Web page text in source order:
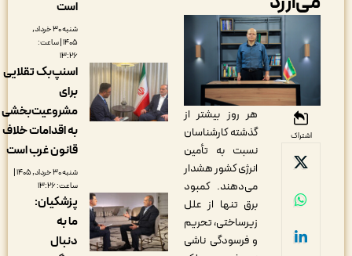
هر روز بیشتر از
گذشته کارشناسان
نسبت به تأمین
انرژی کشور هشدار
می‌دهند. کمبود
برق تنها از علل
زیرساختی، تحریم
و فرسودگی ناشی
شنبه ۳۰ خرداد,
۱۴۰۵ | ساعت:
اسنپ‌بک تقلایی
برای
مشروعیت‌بخشی
به اقدامات خلاف
قانون غرب است
شنبه ۳۰ خرداد, ۱۴۰۵ |
پزشکیان:
ما به
دنبال